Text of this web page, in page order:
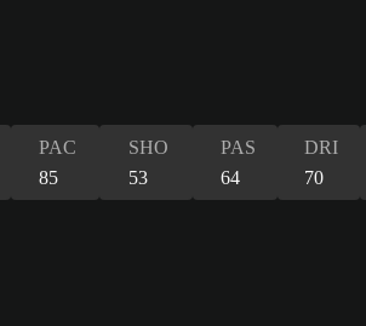
PAC
85
SHO
53
PAS
64
DRI
70